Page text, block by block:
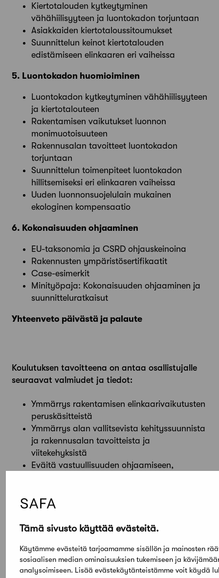
Tämä sivusto käyttää evästeitä.
Käytämme evästeitä tarjoamamme sisällön ja mainosten
sosiaalisen median ominaisuuksien tukemiseen ja
analysoimiseen. Lisää evästekäytänteistämme voit käydä
Kiertotalouden kytkeytyminen
vähähiilisyyteen ja luontokadon torjuntaan
Asiakkaiden kiertotaloussitoumukset
Suunnittelun keinot kiertotalouden
edistämiseen elinkaaren eri vaiheissa
5. Luontokadon huomioiminen
Luontokadon kytkeytyminen vähähiilisyyteen
ja kiertotalouteen
Rakentamisen vaikutukset luonnon
monimuotoisuuteen
Rakennusalan tavoitteet luontokadon
torjuntaan
Suunnittelun toimenpiteet luontokadon
hillitsemiseksi eri elinkaaren vaiheissa
Uuden luonnonsuojelulain mukainen
ekologinen kompensaatio
6. Kokonaisuuden ohjaaminen
EU-taksonomia ja CSRD ohjauskeinoina
Rakennusten ympäristösertifikaatit
Case-esimerkit
Minityöpaja: Kokonaisuuden ohjaaminen ja
suunnitteluratkaisut
Yhteenveto päivästä ja palaute
Koulutuksen tavoitteena on antaa osallistujalle
seuraavat valmiudet ja tiedot:
Ymmärrys rakentamisen elinkaarivaikutusten
peruskäsitteistä
Ymmärrys alan vallitsevista kehityssuunnista
ja rakennusalan tavoitteista ja
viitekehyksistä
Eväitä vastuullisuuden ohjaamiseen,
suunnittelunohjauksen ja suunnittelun
Ymmärrys eri hanke- ja elinkaaren vaiheiden